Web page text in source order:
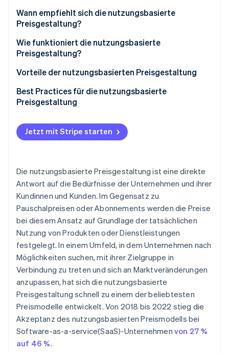
Wann empfiehlt sich die nutzungsbasierte
Preisgestaltung?
Wie funktioniert die nutzungsbasierte
Preisgestaltung?
Vorteile der nutzungsbasierten Preisgestaltung
Best Practices für die nutzungsbasierte
Preisgestaltung
Jetzt mit Stripe starten
Die nutzungsbasierte Preisgestaltung ist eine direkte
Antwort auf die Bedürfnisse der Unternehmen und ihrer
Kundinnen und Kunden. Im Gegensatz zu
Pauschalpreisen oder Abonnements werden die Preise
bei diesem Ansatz auf Grundlage der tatsächlichen
Nutzung von Produkten oder Dienstleistungen
festgelegt. In einem Umfeld, in dem Unternehmen nach
Möglichkeiten suchen, mit ihrer Zielgruppe in
Verbindung zu treten und sich an Marktveränderungen
anzupassen, hat sich die nutzungsbasierte
Preisgestaltung schnell zu einem der beliebtesten
Preismodelle entwickelt. Von 2018 bis 2022 stieg die
Akzeptanz des nutzungsbasierten Preismodells bei
Software-as-a-service(SaaS)-Unternehmen von 27 %
auf 46 %.